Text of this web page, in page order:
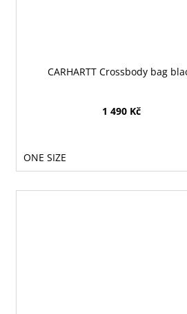
CARHARTT Crossbody bag
1 490 Kč
ONE SIZE